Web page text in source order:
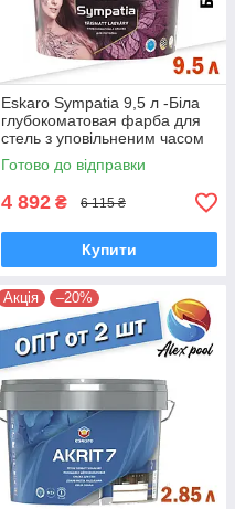
Eskaro Sympatia 9,5 л -Біла
глубокоматовая фарба для
стель з уповільненим часом
висихання
Готово до відправки
4 892 ₴ 6 115 ₴
Купити
Акція –20%